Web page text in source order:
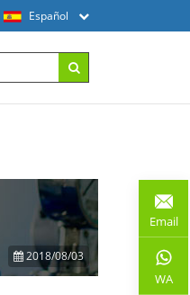
Español
2018/08/03
Email
WA